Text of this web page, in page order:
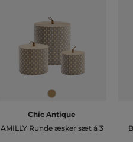
Chic Antique
AMILLY Runde æsker sæt á 3